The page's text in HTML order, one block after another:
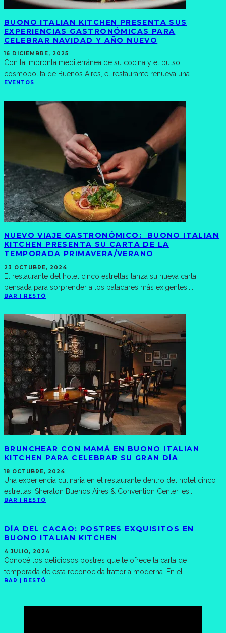
BUONO ITALIAN KITCHEN PRESENTA SUS
EXPERIENCIAS GASTRONÓMICAS PARA
CELEBRAR NAVIDAD Y AÑO NUEVO
16 DICIEMBRE, 2025
Con la impronta mediterránea de su cocina y el pulso
cosmopolita de Buenos Aires, el restaurante renueva una...
EVENTOS
NUEVO VIAJE GASTRONÓMICO: BUONO ITALIAN
KITCHEN PRESENTA SU CARTA DE LA
TEMPORADA PRIMAVERA/VERANO
23 OCTUBRE, 2024
El restaurante del hotel cinco estrellas lanza su nueva carta
pensada para sorprender a los paladares más exigentes,
BAR | RESTÓ
BRUNCHEAR CON MAMÁ EN BUONO ITALIAN
KITCHEN PARA CELEBRAR SU GRAN DÍA
18 OCTUBRE, 2024
Una experiencia culinaria en el restaurante dentro del hotel cinco
estrellas, Sheraton Buenos Aires & Convention Center, es
BAR | RESTÓ
DÍA DEL CACAO: POSTRES EXQUISITOS EN
BUONO ITALIAN KITCHEN
4 JULIO, 2024
Conocé los deliciosos postres que te ofrece la carta de
temporada de esta reconocida trattoria moderna. En el
BAR | RESTÓ